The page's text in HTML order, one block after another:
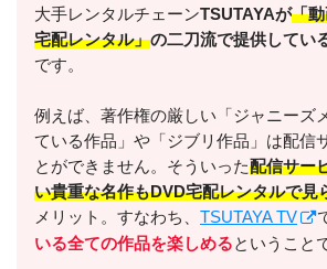
＼＼31日間無料!!お試し解約も
今すぐ無料でU-NEXTで見
大手レンタルチェーンTSUTAYAが「
宅配レンタル」の二刀流で提供してい
です。
例えば、著作権の厳しい「ジャニーズ
ている作品」や「ジブリ作品」は配信
とができません。そういった配信サー
い貴重な名作もDVD宅配レンタルで見
メリット。すなわち、 TSUTAYA TV
いる全ての作品を楽しめるということ